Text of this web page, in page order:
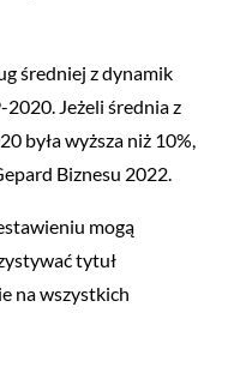
średniej z dynamik
Jeżeli średnia z
była wyższa niż 10%,
Biznesu 2022.
mogą
tytuł
na wszystkich